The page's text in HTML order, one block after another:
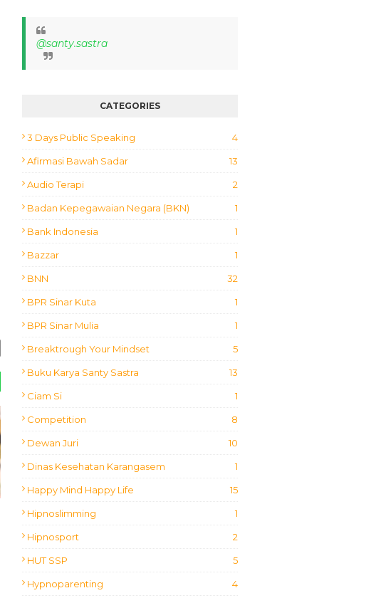
@santy.sastra
CATEGORIES
3 Days Public Speaking 4
Afirmasi Bawah Sadar 13
Audio Terapi 2
Badan Kepegawaian Negara (BKN) 1
Bank Indonesia 1
Bazzar 1
BNN 32
BPR Sinar Kuta 1
BPR Sinar Mulia 1
Breaktrough Your Mindset 5
Buku Karya Santy Sastra 13
Ciam Si 1
Competition 8
Dewan Juri 10
Dinas Kesehatan Karangasem 1
Happy Mind Happy Life 15
Hipnoslimming 1
Hipnosport 2
HUT SSP 5
Hypnoparenting 4